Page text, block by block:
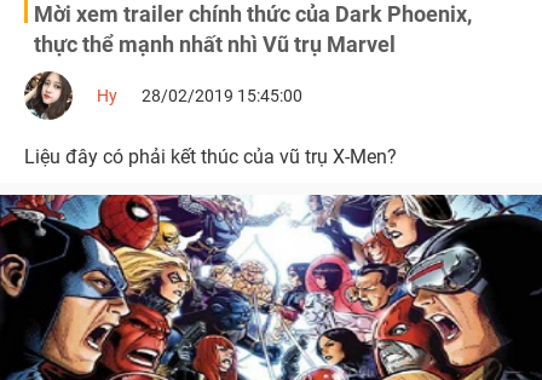
Mời xem trailer chính thức của Dark Phoenix,
thực thể mạnh nhất nhì Vũ trụ Marvel
Hy 28/02/2019 15:45:00
Liệu đây có phải kết thúc của vũ trụ X-Men?